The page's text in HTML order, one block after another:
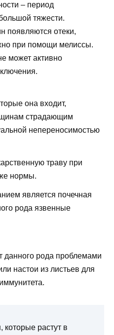
– период
тяжести.
появляются отеки,
при помощи мелиссы.
может активно
она входит,
страдающим
непереносимостью
траву при
нормы.
является почечная
рода язвенные
данного рода проблемами
настои из листьев для
которые растут в